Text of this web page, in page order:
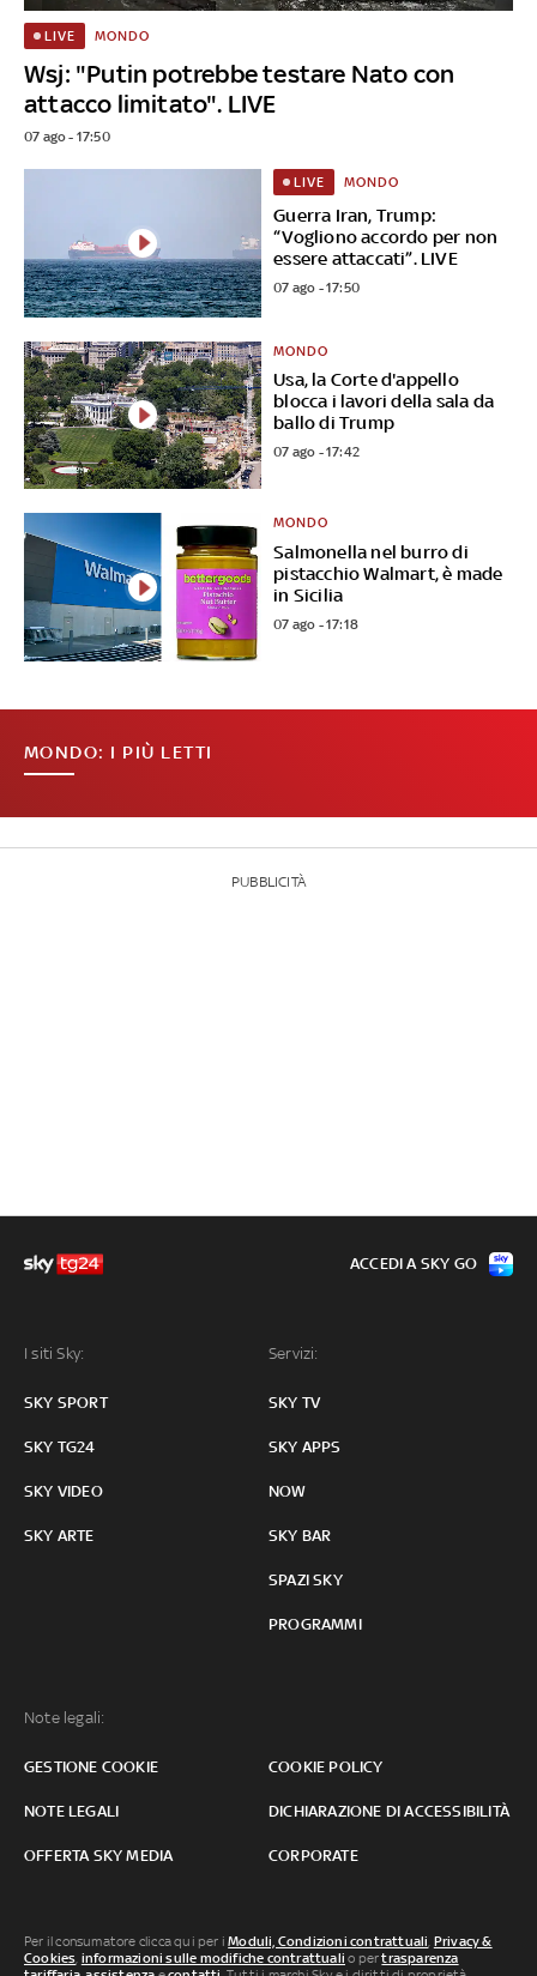
Wsj: "Putin potrebbe testare Nato con
attacco limitato". LIVE
LIVE MONDO
07 ago - 17:50
Guerra Iran, Trump:
“Vogliono accordo per non
essere attaccati”. LIVE
LIVE MONDO
07 ago - 17:50
Usa, la Corte d'appello
blocca i lavori della sala da
ballo di Trump
MONDO
07 ago - 17:42
Salmonella nel burro di
pistacchio Walmart, è made
in Sicilia
MONDO
07 ago - 17:18
MONDO: I PIÙ LETTI
PUBBLICITÀ
I siti Sky:
SKY SPORT
SKY TG24
SKY VIDEO
SKY ARTE
Servizi:
SKY TV
SKY APPS
NOW
SKY BAR
SPAZI SKY
PROGRAMMI
Note legali:
GESTIONE COOKIE COOKIE POLICY
NOTE LEGALI DICHIARAZIONE DI ACCESSIBILITÀ
OFFERTA SKY MEDIA CORPORATE
ACCEDI A SKY GO
Per il consumatore clicca qui per iModuli, Condizioni contrattuali, Privacy &
Cookies, informazioni sulle modifiche contrattuali o pertrasparenza